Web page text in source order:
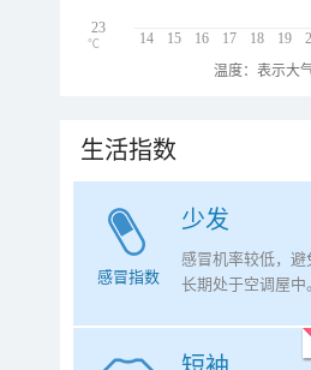
14 15 16 17 18 19
23
℃
温度：表示大
生活指数
少发
感冒指数
感冒机率较低，避
长期处于空调屋中